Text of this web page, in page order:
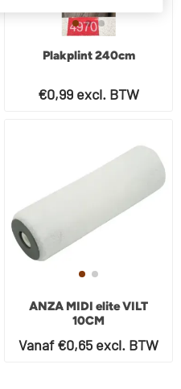
Plakplint 240cm
€0,99 excl. BTW
ANZA MIDI elite VILT
10CM
Vanaf €0,65 excl. BTW